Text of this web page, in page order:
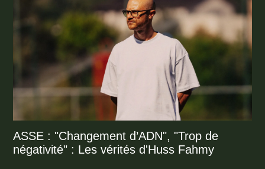
ASSE : "Changement d’ADN", "Trop de
négativité" : Les vérités d'Huss Fahmy